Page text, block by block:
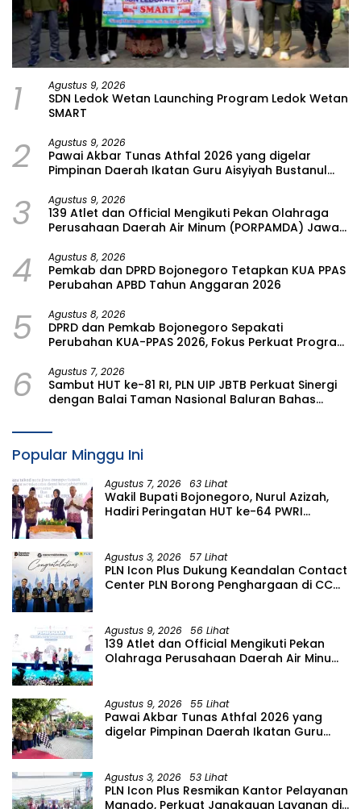
1 Agustus 9, 2026
SDN Ledok Wetan Launching Program Ledok Wetan
SMART
2 Agustus 9, 2026
Pawai Akbar Tunas Athfal 2026 yang digelar
Pimpinan Daerah Ikatan Guru Aisyiyah Bustanul
3 Agustus 9, 2026
139 Atlet dan Official Mengikuti Pekan Olahraga
Perusahaan Daerah Air Minum (PORPAMDA) Jawa
4 Agustus 8, 2026
Pemkab dan DPRD Bojonegoro Tetapkan KUA PPAS
Perubahan APBD Tahun Anggaran 2026
5 Agustus 8, 2026
DPRD dan Pemkab Bojonegoro Sepakati
Perubahan KUA-PPAS 2026, Fokus Perkuat Program
6 Agustus 7, 2026
Sambut HUT ke-81 RI, PLN UIP JBTB Perkuat Sinergi
dengan Balai Taman Nasional Baluran Bahas
Watudodol/Kalipuro
Popular Minggu Ini
Agustus 7, 2026 63 Lihat
Wakil Bupati Bojonegoro, Nurul Azizah,
Hadiri Peringatan HUT ke-64 PWRI
Agustus 3, 2026 57 Lihat
PLN Icon Plus Dukung Keandalan Contact
Center PLN Borong Penghargaan di CCW
Agustus 9, 2026 56 Lihat
139 Atlet dan Official Mengikuti Pekan
Olahraga Perusahaan Daerah Air Minum
Agustus 9, 2026 55 Lihat
Pawai Akbar Tunas Athfal 2026 yang
digelar Pimpinan Daerah Ikatan Guru
Agustus 3, 2026 53 Lihat
PLN Icon Plus Resmikan Kantor Pelayanan
Manado, Perkuat Jangkauan Layanan di